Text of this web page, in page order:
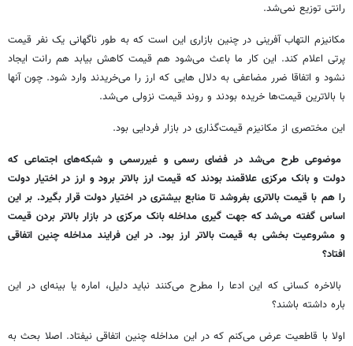
رانتی توزیع نمی‌شد.
مکانیزم التهاب آفرینی در چنین بازاری این است که به طور ناگهانی یک نفر قیمت
پرتی اعلام کند. این کار ما باعث می‌شود هم قیمت کاهش بیابد هم رانت ایجاد
نشود و اتفاقا ضرر مضاعفی به دلال هایی که ارز را می‌خریدند وارد شود. چون آنها
با بالاترین قیمت‌ها خریده بودند و روند قیمت نزولی می‌شد.
این مختصری از مکانیزم قیمت‌گذاری در بازار فردایی بود.
موضوعی طرح می‌شد در فضای رسمی و غیررسمی و شبکه‌های اجتماعی که
دولت و بانک مرکزی علاقمند بودند که قیمت ارز بالاتر برود و ارز در اختیار دولت
را هم با قیمت بالاتری بفروشد تا منابع بیشتری در اختیار دولت قرار بگیرد. بر این
اساس گفته می‌شد که جهت گیری مداخله بانک مرکزی در بازار بالاتر بردن قیمت
و مشروعیت بخشی به قیمت بالاتر ارز بود. در این فرایند مداخله چنین اتفاقی
افتاد؟
بالاخره کسانی که این ادعا را مطرح می‌کنند نباید دلیل، اماره یا بینه‌ای در این
باره داشته باشند؟
اولا با قاطعیت عرض می‌کنم که در این مداخله چنین اتفاقی نیفتاد. اصلا بحث به